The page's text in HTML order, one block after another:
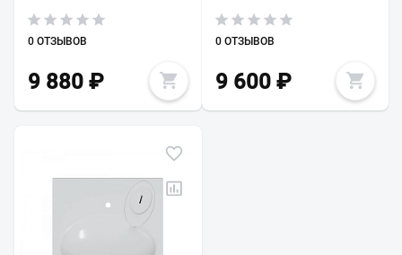
0 ОТЗЫВОВ
9 880 ₽
0 ОТЗЫВОВ
9 600₽